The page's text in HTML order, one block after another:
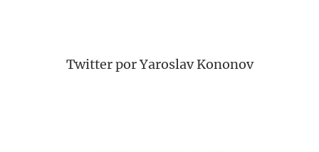
Twitter por Yaroslav Kononov